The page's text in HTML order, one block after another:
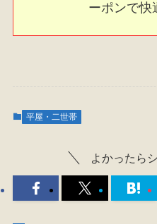
ーポンで快
平屋・二世帯
よかったら